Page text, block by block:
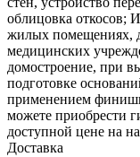
облицовка откосов;
жилых помещениях,
медицинских
домостроение, при
подготовке
применением
можете приобрести
доступной цене на
Доставка